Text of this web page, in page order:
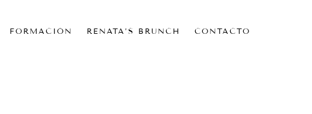
FORMACIÓN RENATA’S BRUNCH CONTACTO